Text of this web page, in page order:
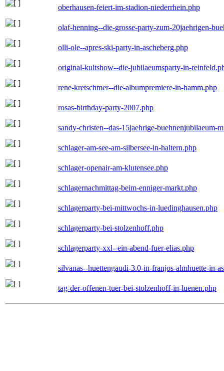
oberhausen-feiert-im-stadion-niederrhein.php
olaf-henning--die-grosse-party-zum-20jaehrigen-
olli-ole--apres-ski-party-in-ascheberg.php
original-kultshow--die-jubilaeumsparty-in-
rene-kretschmer--die-albumpremiere-in-hamm.php
rosas-birthday-party-2007.php
sandy-christen--das-15jaehrige-buehnenjubilaeum-
schlager-am-see-am-silbersee-in-haltern.php
schlager-openair-am-klutensee.php
schlagernachmittag-beim-enniger-markt.php
schlagerparty-bei-mittwochs-in-luedinghausen.php
schlagerparty-bei-stolzenhoff.php
schlagerparty-xxl--ein-abend-fuer-elias.php
silvanas--huettengaudi-3.0-in-franjos-almhuette-in-
tag-der-offenen-tuer-bei-stolzenhoff-in-luenen.php